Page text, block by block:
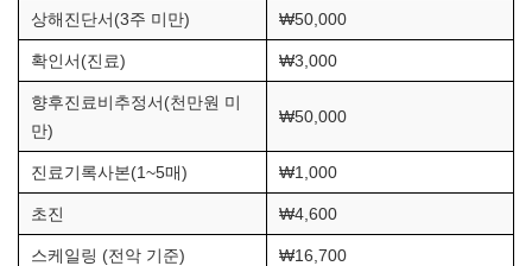
상해진단서(3주 미만) ₩50,000
확인서(진료) ₩3,000
향후진료비추정서(천만원 미
만)
₩50,000
진료기록사본(1~5매) ₩1,000
초진 ₩4,600
스케일링 (전악 기준) ₩16,700